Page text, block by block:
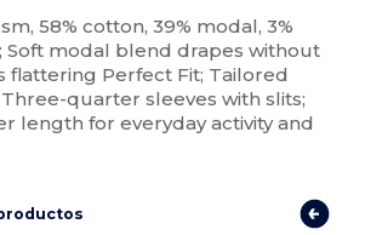
58% cotton, 39% modal, 3%
Soft modal blend drapes without
flattering Perfect Fit; Tailored
quarter sleeves with slits;
length for everyday activity and